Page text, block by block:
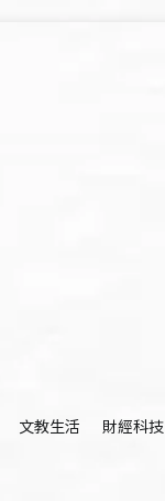
文教生活 財經科技